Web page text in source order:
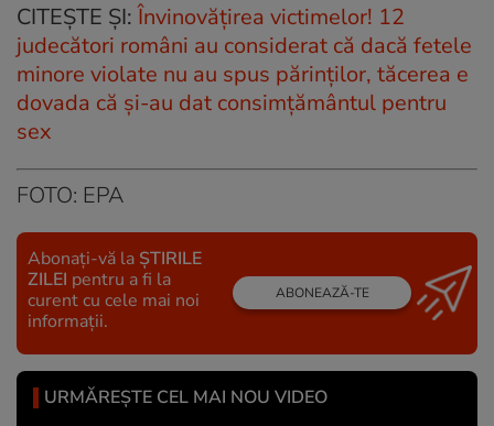
CITEȘTE ȘI:Învinovățirea victimelor! 12
judecători români au considerat că dacă fetele
minore violate nu au spus părinților, tăcerea e
dovada că și-au dat consimțământul pentru
sex
FOTO: EPA
Abonați-vă la ȘTIRILE
ZILEI pentru a fi la
curent cu cele mai noi
informații.
ABONEAZĂ-TE
URMĂREȘTE CEL MAI NOU VIDEO